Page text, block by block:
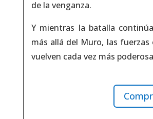
de la venganza.
Y mientras la batalla
más allá del Muro, las fuerzas
vuelven cada vez más